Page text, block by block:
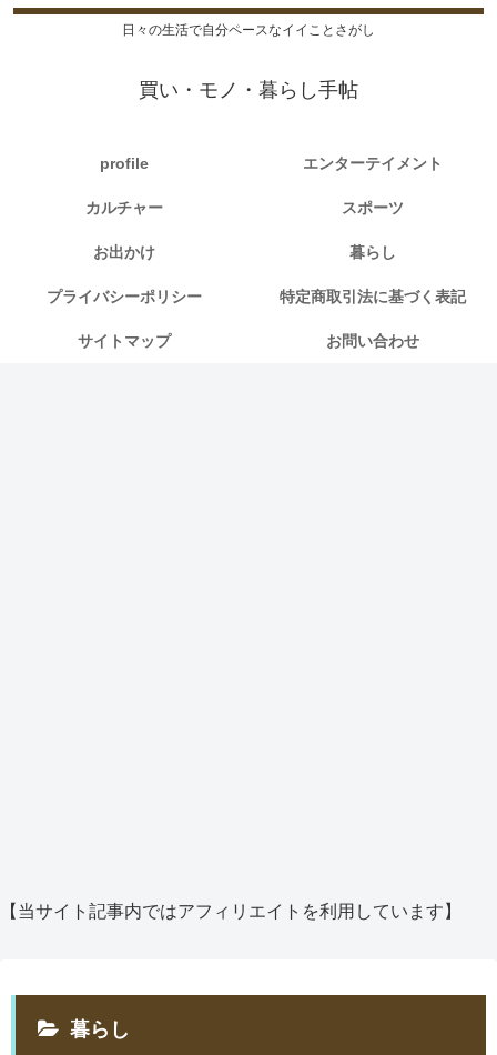
日々の生活で自分ペースなイイことさがし
買い・モノ・暮らし手帖
profile エンターテイメント
カルチャー スポーツ
お出かけ 暮らし
プライバシーポリシー 特定商取引法に基づく表記
サイトマップ お問い合わせ
【当サイト記事内ではアフィリエイトを利用しています】
暮らし